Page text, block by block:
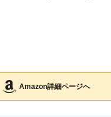
Amazon詳細ページへ